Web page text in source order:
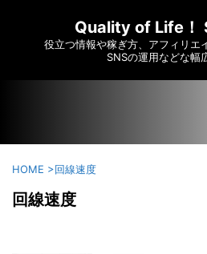
yumei.com/wp-content/themes/
7910
Quality of Life！
役立つ情報や稼ぎ方、アフィリエ
SNSの運用などな幅
HOME >回線速度
回線速度